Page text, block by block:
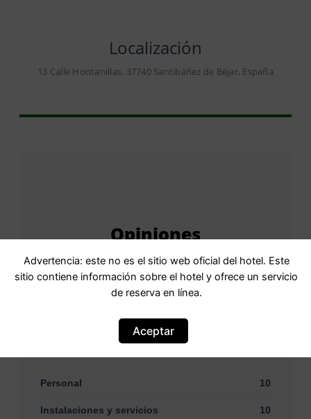
Localización
13 Calle Hontanillas, 37740 Santibáñez de Béjar, España
Opiniones
9,8 Excepcional · 19
19 comentarios
Personal 10
Instalaciones y servicios 10
Advertencia: este no es el sitio web oficial del hotel. Este
sitio contiene información sobre el hotel y ofrece un servicio
de reserva en línea.
Aceptar